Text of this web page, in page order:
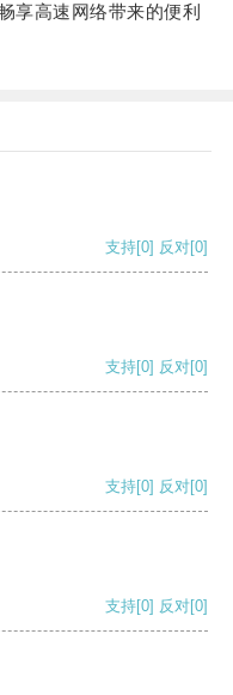
高速网络带来的便利
支持[0] 反对[0]
支持[0] 反对[0]
支持[0] 反对[0]
支持[0] 反对[0]